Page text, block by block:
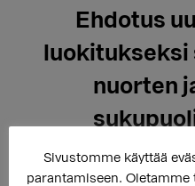
Ehdotus
luokitukseksi
nuorten
Sivustomme käyttää
parantamiseen.